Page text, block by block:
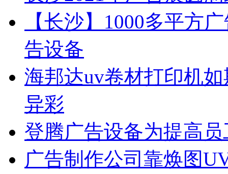
【长沙】1000多平方
告设备
海邦达uv卷材打印机
异彩
登腾广告设备为提高
广告制作公司靠焕图